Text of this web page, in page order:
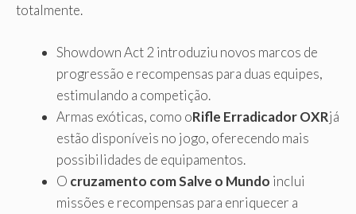
totalmente.
Showdown Act 2 introduziu novos marcos de
progressão e recompensas para duas equipes,
estimulando a competição.
Armas exóticas, como oRifle Erradicador OXRjá
estão disponíveis no jogo, oferecendo mais
possibilidades de equipamentos.
O cruzamento com Salve o Mundo inclui
missões e recompensas para enriquecer a